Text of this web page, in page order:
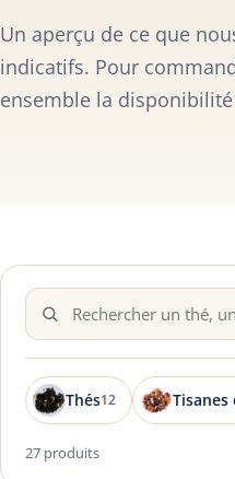
Un aperçu de ce que
indicatifs. Pour
ensemble la
Thés12 Tisanes
27 produits